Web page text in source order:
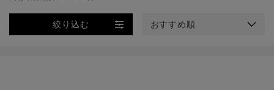
絞り込む おすすめ順